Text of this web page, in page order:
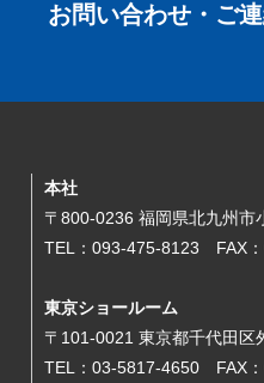
お問い合わせ・ご
本社
〒800-0236 福岡県北九州市
TEL：093-475-8123 FAX
東京ショールーム
〒101-0021 東京都千代田区
TEL：03-5817-4650 FAX